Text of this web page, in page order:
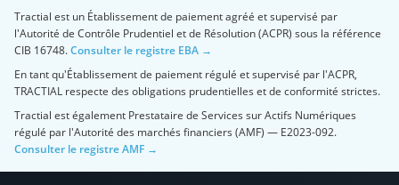
Tractial est un Établissement de paiement agréé et supervisé par
l'Autorité de Contrôle Prudentiel et de Résolution (ACPR) sous la référence
CIB 16748.Consulter le registre EBA →
En tant qu'Établissement de paiement régulé et supervisé par l'ACPR,
TRACTIAL respecte des obligations prudentielles et de conformité strictes.
Tractial est également Prestataire de Services sur Actifs Numériques
régulé par l'Autorité des marchés financiers (AMF) — E2023-092.
Consulter le registre AMF →